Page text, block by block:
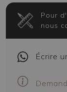
Pour
nous
Écrire